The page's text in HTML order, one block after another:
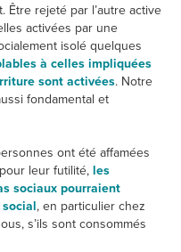
Être rejeté par l’autre active
activées par une
isolé quelques
à celles impliquées
sont activées. Notre
fondamental et
ont été affamées
leur futilité, les
sociaux pourraient
, en particulier chez
s’ils sont consommés